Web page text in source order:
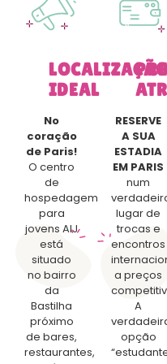
IDEAL
No
coração
de Paris!
O centro
de
hospedagem
para
jovens AIJ
está
situado
no bairro
da
Bastilha
próximo
de bares,
restaurantes,
RESERVE
A SUA
ESTADIA
EM PARIS
num
lugar de
trocas e
encontros
a preços
A
opção